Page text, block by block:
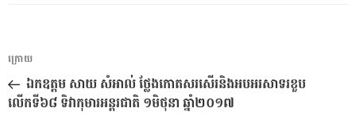
ការ​
នាំទិស​
ប្រកាស
អត្ថបទ
មុន
ក្រោយ
ឯកឧត្តម សាយ សំអាល់ ថ្លែងកោតសរសើរនិងអបអរសាទរខួប
លើកទី៦៨ ទិវាកុមារអន្តរជាតិ ១មិថុនា ឆ្នាំ២០១៧